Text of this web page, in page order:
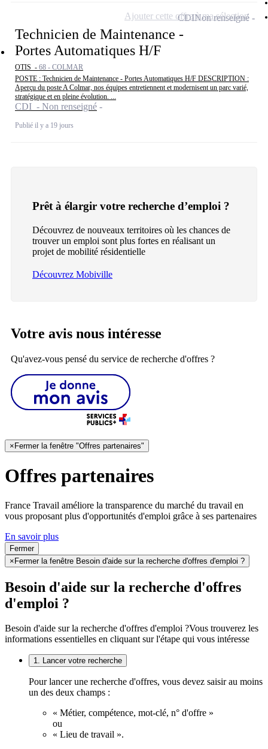
Technicien de Maintenance -
Portes Automatiques H/F
OTIS - 68 - COLMAR
POSTE : Technicien de Maintenance - Portes Automatiques H/F DESCRIPTION :
Aperçu du poste A Colmar, nos équipes entretiennent et modernisent un parc varié,
stratégique et en pleine évolution. ...
CDI - Non renseigné
Publié il y a 19 jours
CDINon renseigné
Ajouter cette offre à ma sélection
Prêt à élargir votre recherche d’emploi ?
Découvrez de nouveaux territoires où les chances de
trouver un emploi sont plus fortes en réalisant un
projet de mobilité résidentielle
Découvrez Mobiville
Votre avis nous intéresse
Qu'avez-vous pensé du service de recherche d'offres ?
× Fermer la fenêtre "Offres partenaires"
Offres partenaires
France Travail améliore la transparence du marché du travail en
vous proposant plus d'opportunités d'emploi grâce à ses partenaires
En savoir plus
Fermer
×Fermer la fenêtre Besoin d'aide sur la recherche d'offres d'emploi ?
Besoin d'aide sur la recherche d'offres
d'emploi ?
Besoin d'aide sur la recherche d'offres d'emploi ?Vous trouverez les
informations essentielles en cliquant sur l'étape qui vous intéresse
1. Lancer votre recherche
Pour lancer une recherche d'offres, vous devez saisir au moins
un des deux champs :
« Métier, compétence, mot-clé, n° d'offre »
ou
« Lieu de travail ».